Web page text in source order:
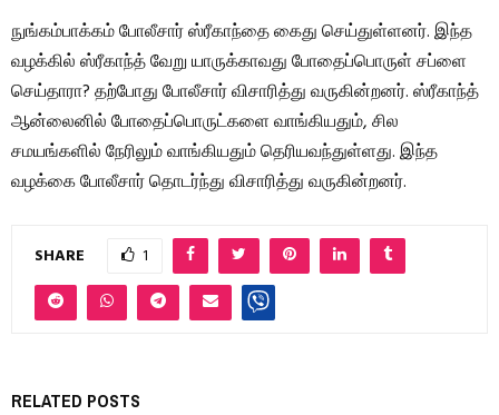
நுங்கம்பாக்கம் போலீசார் ஸ்ரீகாந்தை கைது செய்துள்ளனர். இந்த
வழக்கில் ஸ்ரீகாந்த் வேறு யாருக்காவது போதைப்பொருள் சப்ளை
செய்தாரா? தற்போது போலீசார் விசாரித்து வருகின்றனர். ஸ்ரீகாந்த்
ஆன்லைனில் போதைப்பொருட்களை வாங்கியதும், சில
சமயங்களில் நேரிலும் வாங்கியதும் தெரியவந்துள்ளது. இந்த
வழக்கை போலீசார் தொடர்ந்து விசாரித்து வருகின்றனர்.
SHARE 1
RELATED POSTS